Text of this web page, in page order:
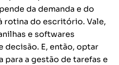
da demanda e do
rotina do escritório. Vale,
e softwares
decisão. E, então, optar
para a gestão de tarefas e